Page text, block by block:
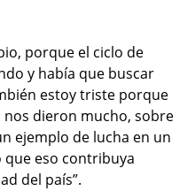
porque el ciclo de
y había que buscar
estoy triste porque
nos dieron mucho, sobre
ejemplo de lucha en un
eso contribuya
del país”.